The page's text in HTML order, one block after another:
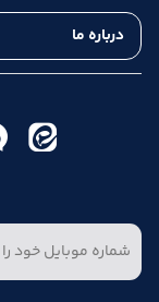
درباره ما